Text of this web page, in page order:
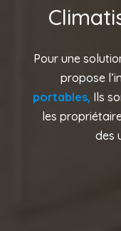
Pour une
propose
portables, Ils
les
des